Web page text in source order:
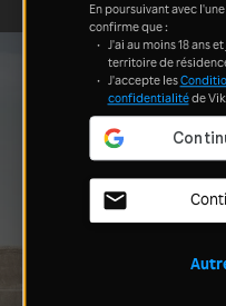
En poursuivant avec
confirme que :
J'ai au moins 18 ans
territoire de
J'accepte les
confidentialitéde